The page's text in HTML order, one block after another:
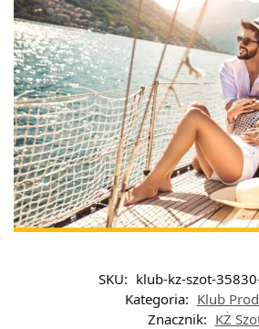
SKU: klub-kz-szot-
Kategoria: Klub
Znacznik: KŻ